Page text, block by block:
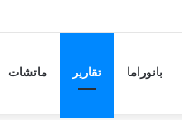
بانوراما تقارير ماتشات